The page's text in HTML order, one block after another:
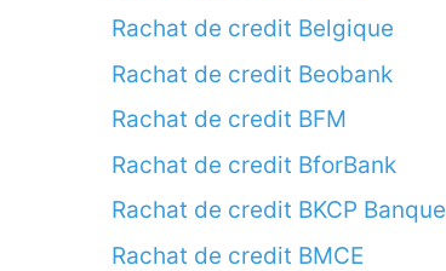
Rachat de credit Belgique
Rachat de credit Beobank
Rachat de credit BFM
Rachat de credit BforBank
Rachat de credit BKCP Banque
Rachat de credit BMCE